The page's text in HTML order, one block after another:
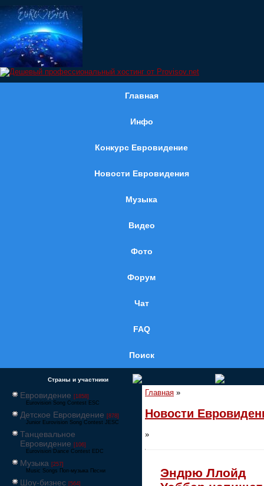
Главная
Инфо
Конкурс Евровидение
Новости Евровидения
Музыка
Видео
Фото
Форум
Чат
FAQ
Поиск
Страны и участники
Евровидение [1858]
Eurovision Song Contest ESC
Детское Евровидение [878]
Junior Eurovision Song Contest JESC
Танцевальное
Евровидение [106]
Eurovision Dance Contest EDC
Музыка [257]
Music Songs Поп-музыка Песни
Шоу-бизнес [564]
Главная »
Новости
»
Эндрю Ллойд